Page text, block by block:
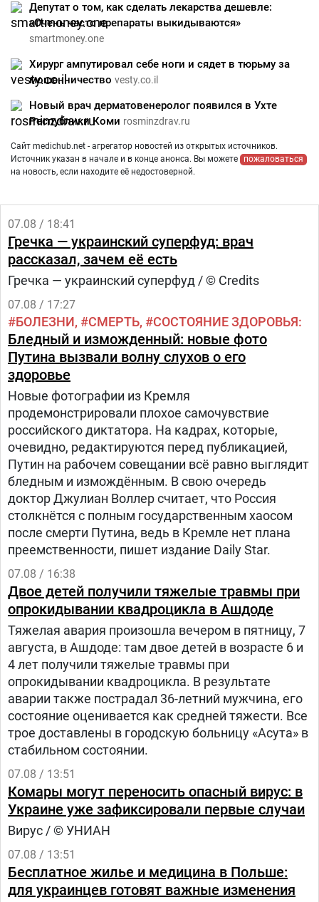
Депутат о том, как сделать лекарства дешевле:
«Очень часто препараты выкидываются»
smartmoney.one
Хирург ампутировал себе ноги и сядет в тюрьму за
мошенничество vesty.co.il
Новый врач дерматовенеролог появился в Ухте
Республики Коми rosminzdrav.ru
Сайт medichub.net - агрегатор новостей из открытых источников.
Источник указан в начале и в конце анонса. Вы можете
пожаловаться
на новость, если находите её недостоверной.
07.08 / 18:41
Гречка — украинский суперфуд: врач
рассказал, зачем её есть
Гречка — украинский суперфуд / © Credits
07.08 / 17:27
БОЛЕЗНИ СМЕРТЬ СОСТОЯНИЕ ЗДОРОВЬЯ
Бледный и изможденный: новые фото
Путина вызвали волну слухов о его
здоровье
Новые фотографии из Кремля
продемонстрировали плохое самочувствие
российского диктатора. На кадрах, которые,
очевидно, редактируются перед публикацией,
Путин на рабочем совещании всё равно выглядит
бледным и измождённым. В свою очередь
доктор Джулиан Воллер считает, что Россия
столкнётся с полным государственным хаосом
после смерти Путина, ведь в Кремле нет плана
преемственности, пишет издание Daily Star.
07.08 / 16:38
Двое детей получили тяжелые травмы при
опрокидывании квадроцикла в Ашдоде
Тяжелая авария произошла вечером в пятницу, 7
августа, в Ашдоде: там двое детей в возрасте 6 и
4 лет получили тяжелые травмы при
опрокидывании квадроцикла. В результате
аварии также пострадал 36-летний мужчина, его
состояние оценивается как средней тяжести. Все
трое доставлены в городскую больницу «Асута» в
стабильном состоянии.
07.08 / 13:51
Комары могут переносить опасный вирус: в
Украине уже зафиксировали первые случаи
Вирус / © УНИАН
07.08 / 13:51
Бесплатное жилье и медицина в Польше:
для украинцев готовят важные изменения